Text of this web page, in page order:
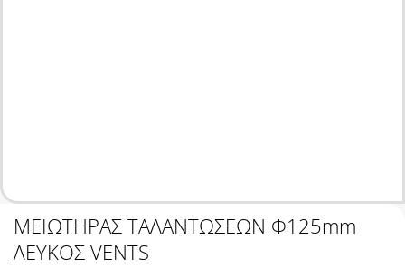
ΜΕΙΩΤΗΡΑΣ ΤΑΛΑΝΤΩΣΕΩΝ Φ125mm
ΛΕΥΚΟΣ VENTS